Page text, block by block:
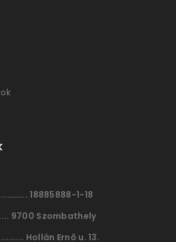
18885888-1-18
9700 Szombathely
Hollán Ernõ u. 13.